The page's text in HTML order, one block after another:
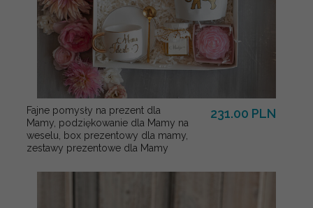
Fajne pomysły na prezent dla
Mamy, podziękowanie dla Mamy na
weselu, box prezentowy dla mamy,
zestawy prezentowe dla Mamy
231.00 PLN